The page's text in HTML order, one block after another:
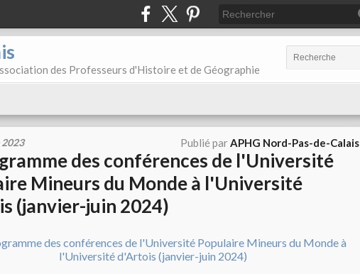
des Professeurs d'Histoire et de Géographie
2023 Publié parAPHG Nord-Pas-de-Calais
des conférences de l'Université
Mineurs du Monde à l'Université
(janvier-juin 2024)